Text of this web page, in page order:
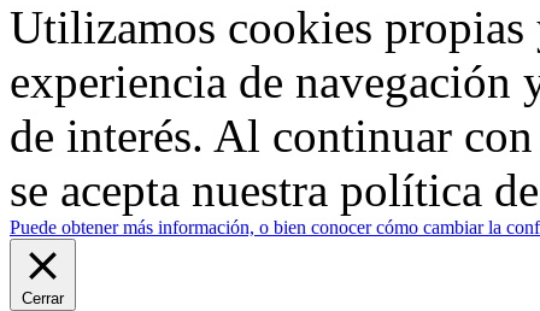
Utilizamos cookies propias
experiencia de
de interés. Al continuar
se acepta nuestra política
Puede obtener más información, o bien conocer cómo cambiar la
Cerrar